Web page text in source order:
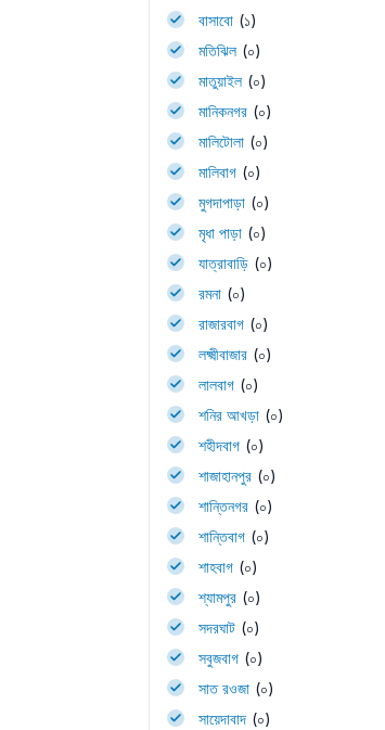
বাসাবো (১)
মতিঝিল (০)
মাতুয়াইল (০)
মানিকনগর (০)
মালিটোলা (০)
মালিবাগ (০)
মুগদাপাড়া (০)
মৃধা পাড়া (০)
যাত্রাবাড়ি (০)
রমনা (০)
রাজারবাগ (০)
লক্ষ্মীবাজার (০)
লালবাগ (০)
শনির আখড়া (০)
শহীদবাগ (০)
শাজাহানপুর (০)
শান্তিনগর (০)
শান্তিবাগ (০)
শাহবাগ (০)
শ্যামপুর (০)
সদরঘাট (০)
সবুজবাগ (০)
সাত রওজা (০)
সায়েদাবাদ (০)